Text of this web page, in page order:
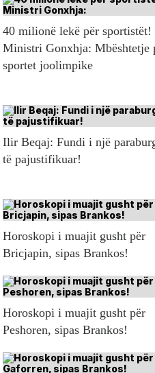
40 milionë lekë për sportistët!
Ministri Gonxhja: Mbështetje
sportet joolimpike
Ilir Beqaj: Fundi i një
të pajustifikuar!
Horoskopi i muajit gusht për
Bricjapin, sipas Brankos!
Horoskopi i muajit gusht për
Peshoren, sipas Brankos!